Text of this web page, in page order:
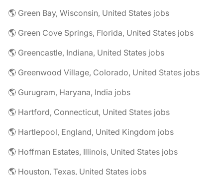
🌎 Green Bay, Wisconsin, United States jobs
🌎 Green Cove Springs, Florida, United States jobs
🌎 Greencastle, Indiana, United States jobs
🌎 Greenwood Village, Colorado, United States jobs
🌎 Gurugram, Haryana, India jobs
🌎 Hartford, Connecticut, United States jobs
🌎 Hartlepool, England, United Kingdom jobs
🌎 Hoffman Estates, Illinois, United States jobs
🌎 Houston, Texas, United States jobs